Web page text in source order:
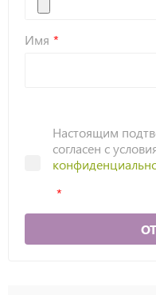
Имя
Настоящим
согласен с